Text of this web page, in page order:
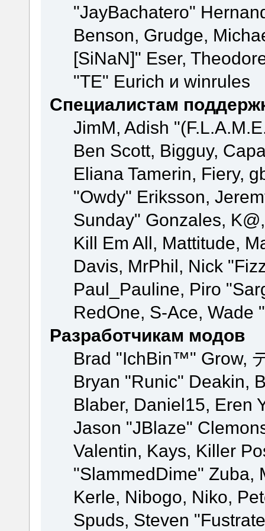
"JayBachatero"
Benson, Grudge,
[SiNaN]" Eser,
"TE" Eurich и winrules
Специалистам
JimM, Adish
Ben Scott, Bigguy,
Eliana Tamerin, Fiery,
"Owdy" Eriksson,
Sunday" Gonzales,
Kill Em All, Mattitude,
Davis, MrPhil, Nick
Paul_Pauline, Piro
RedOne, S-Ace,
Разработчикам модов
Brad "IchBin™" Grow,
Bryan "Runic" Deakin,
Blaber, Daniel15, Eren
Jason "JBlaze"
Valentin, Kays, Killer
"SlammedDime" Zuba,
Kerle, Nibogo, Niko,
Spuds, Steven